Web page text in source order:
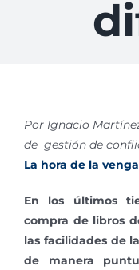
Por Ignacio
de gestión de
La hora de la
En los últimos
compra de libros
las facilidades de
de manera